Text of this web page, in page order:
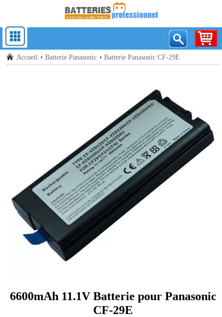
Accueil Batterie Panasonic Batterie Panasonic CF-29E
6600mAh 11.1V Batterie pour Panasonic
CF-29E